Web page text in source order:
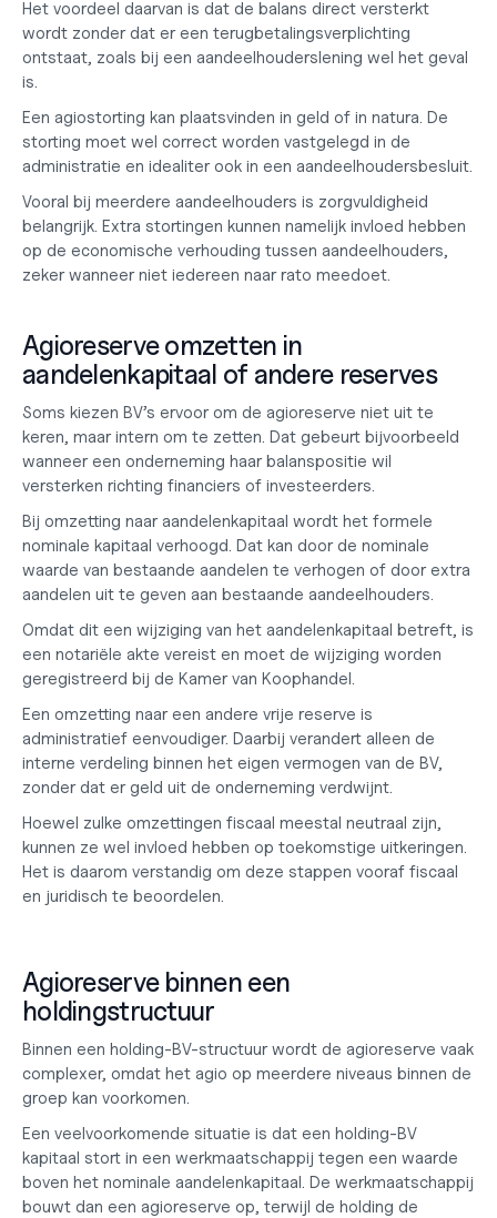
Het voordeel daarvan is dat de balans direct versterkt
wordt zonder dat er een terugbetalingsverplichting
ontstaat, zoals bij een aandeelhouderslening wel het geval
is.
Een agiostorting kan plaatsvinden in geld of in natura. De
storting moet wel correct worden vastgelegd in de
administratie en idealiter ook in een aandeelhoudersbesluit.
Vooral bij meerdere aandeelhouders is zorgvuldigheid
belangrijk. Extra stortingen kunnen namelijk invloed hebben
op de economische verhouding tussen aandeelhouders,
zeker wanneer niet iedereen naar rato meedoet.
Agioreserve omzetten in
aandelenkapitaal of andere reserves
Soms kiezen BV’s ervoor om de agioreserve niet uit te
keren, maar intern om te zetten. Dat gebeurt bijvoorbeeld
wanneer een onderneming haar balanspositie wil
versterken richting financiers of investeerders.
Bij omzetting naar aandelenkapitaal wordt het formele
nominale kapitaal verhoogd. Dat kan door de nominale
waarde van bestaande aandelen te verhogen of door extra
aandelen uit te geven aan bestaande aandeelhouders.
Omdat dit een wijziging van het aandelenkapitaal betreft, is
een notariële akte vereist en moet de wijziging worden
geregistreerd bij de Kamer van Koophandel.
Een omzetting naar een andere vrije reserve is
administratief eenvoudiger. Daarbij verandert alleen de
interne verdeling binnen het eigen vermogen van de BV,
zonder dat er geld uit de onderneming verdwijnt.
Hoewel zulke omzettingen fiscaal meestal neutraal zijn,
kunnen ze wel invloed hebben op toekomstige uitkeringen.
Het is daarom verstandig om deze stappen vooraf fiscaal
en juridisch te beoordelen.
Agioreserve binnen een
holdingstructuur
Binnen een holding-BV-structuur wordt de agioreserve vaak
complexer, omdat het agio op meerdere niveaus binnen de
groep kan voorkomen.
Een veelvoorkomende situatie is dat een holding-BV
kapitaal stort in een werkmaatschappij tegen een waarde
boven het nominale aandelenkapitaal. De werkmaatschappij
bouwt dan een agioreserve op, terwijl de holding de